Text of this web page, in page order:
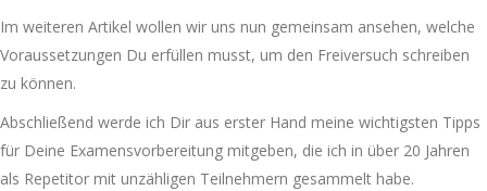
Im weiteren Artikel wollen wir uns nun gemeinsam ansehen, welche
Voraussetzungen Du erfüllen musst, um den Freiversuch schreiben
zu können.
Abschließend werde ich Dir aus erster Hand meine wichtigsten Tipps
für Deine Examensvorbereitung mitgeben, die ich in über 20 Jahren
als Repetitor mit unzähligen Teilnehmern gesammelt habe.